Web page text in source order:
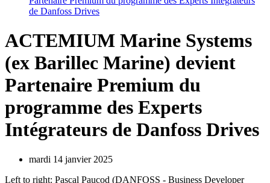
de Danfoss Drives
ACTEMIUM Marine Systems
(ex Barillec Marine) devient
Partenaire Premium du
programme des Experts
Intégrateurs de Danfoss Drives
mardi 14 janvier 2025
Left to right: Pascal Paucod (DANFOSS - Business Developer